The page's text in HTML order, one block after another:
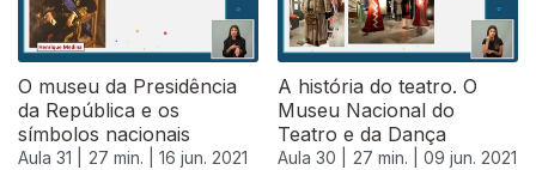
O museu da Presidência
da República e os
símbolos nacionais
Aula 31 | 27 min. | 16 jun. 2021
A história do teatro. O
Museu Nacional do
Teatro e da Dança
Aula 30 | 27 min. | 09 jun. 2021